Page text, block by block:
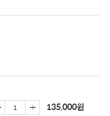
135,000원